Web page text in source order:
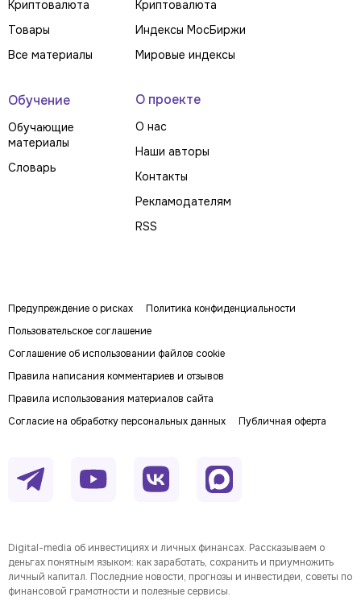
Криптовалюта
Товары
Все материалы
Криптовалюта
Индексы МосБиржи
Мировые индексы
Обучение
Обучающие
материалы
Словарь
О проекте
О нас
Наши авторы
Контакты
Рекламодателям
RSS
Предупреждение о рисках
Политика конфиденциальности
Пользовательское соглашение
Соглашение об использовании файлов cookie
Правила написания комментариев и отзывов
Правила использования материалов сайта
Согласие на обработку персональных данных
Публичная оферта
Digital-media об инвестициях и личных финансах. Рассказываем о
деньгах понятным языком: как заработать, сохранить и приумножить
личный капитал. Последние новости, прогнозы и инвестидеи, советы по
финансовой грамотности и полезные сервисы.